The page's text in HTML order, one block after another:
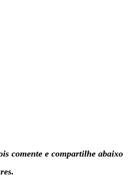
comente e compartilhe abaixo